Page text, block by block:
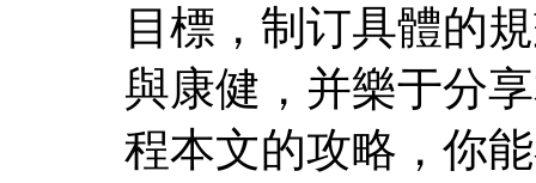
目標，制订具體的
與康健，并樂于分
程本文的攻略，你